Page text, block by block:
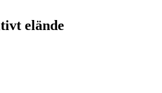
elände